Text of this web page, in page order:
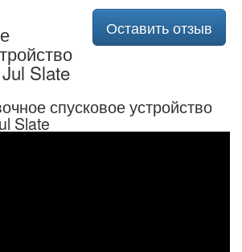
Оставить отзыв
Slate
спусковое устройство
Slate